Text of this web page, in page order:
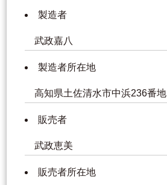
製造者
武政嘉八
製造者所在地
高知県土佐清水市中浜236番地
販売者
武政恵美
販売者所在地